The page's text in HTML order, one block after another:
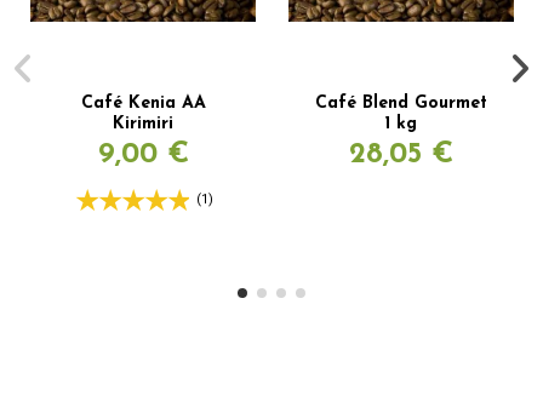
Café Kenia AA
Kirimiri
9,00 €
(1)
Café Blend Gourmet
1 kg
28,05 €